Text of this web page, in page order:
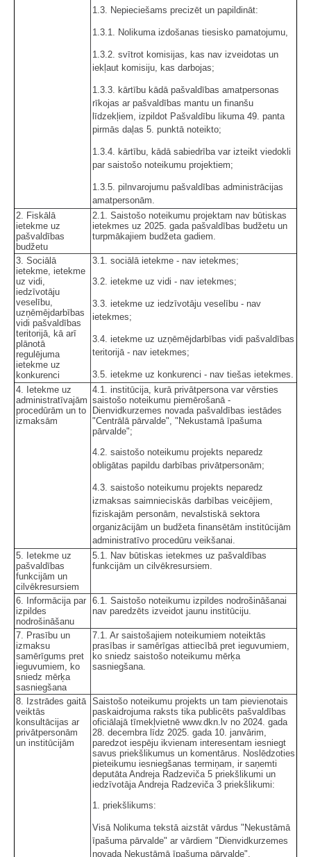
1.3. Nepieciešams precizēt un papildināt:
1.3.1. Nolikuma izdošanas tiesisko pamatojumu,
1.3.2. svītrot komisijas, kas nav izveidotas un
iekļaut komisiju, kas darbojas;
1.3.3. kārtību kādā pašvaldības amatpersonas
rīkojas ar pašvaldības mantu un finanšu
līdzekļiem, izpildot Pašvaldību likuma 49. panta
pirmās daļas 5. punktā noteikto;
1.3.4. kārtību, kādā sabiedrība var izteikt viedokli
par saistošo noteikumu projektiem;
1.3.5. pilnvarojumu pašvaldības administrācijas
amatpersonām.
2. Fiskālā
ietekme uz
pašvaldības
budžetu
2.1. Saistošo noteikumu projektam nav būtiskas
ietekmes uz 2025. gada pašvaldības budžetu un
turpmākajiem budžeta gadiem.
3. Sociālā
ietekme, ietekme
uz vidi,
iedzīvotāju
veselību,
uzņēmējdarbības
vidi pašvaldības
teritorijā, kā arī
plānotā
regulējuma
ietekme uz
konkurenci
3.1. sociālā ietekme - nav ietekmes;
3.2. ietekme uz vidi - nav ietekmes;
3.3. ietekme uz iedzīvotāju veselību - nav
ietekmes;
3.4. ietekme uz uzņēmējdarbības vidi pašvaldības
teritorijā - nav ietekmes;
3.5. ietekme uz konkurenci - nav tiešas ietekmes.
4. Ietekme uz
administratīvajām
procedūrām un to
izmaksām
4.1. institūcija, kurā privātpersona var vērsties
saistošo noteikumu piemērošanā -
Dienvidkurzemes novada pašvaldības iestādes
"Centrālā pārvalde", "Nekustamā īpašuma
pārvalde";
4.2. saistošo noteikumu projekts neparedz
obligātas papildu darbības privātpersonām;
4.3. saistošo noteikumu projekts neparedz
izmaksas saimnieciskās darbības veicējiem,
fiziskajām personām, nevalstiskā sektora
organizācijām un budžeta finansētām institūcijām
administratīvo procedūru veikšanai.
5. Ietekme uz
pašvaldības
funkcijām un
cilvēkresursiem
5.1. Nav būtiskas ietekmes uz pašvaldības
funkcijām un cilvēkresursiem.
6. Informācija par
izpildes
nodrošināšanu
6.1. Saistošo noteikumu izpildes nodrošināšanai
nav paredzēts izveidot jaunu institūciju.
7. Prasību un
izmaksu
samērīgums pret
ieguvumiem, ko
sniedz mērķa
sasniegšana
7.1. Ar saistošajiem noteikumiem noteiktās
prasības ir samērīgas attiecībā pret ieguvumiem,
ko sniedz saistošo noteikumu mērķa
sasniegšana.
8. Izstrādes gaitā
veiktās
konsultācijas ar
privātpersonām
un institūcijām
Saistošo noteikumu projekts un tam pievienotais
paskaidrojuma raksts tika publicēts pašvaldības
oficiālajā tīmekļvietnē www.dkn.lv no 2024. gada
28. decembra līdz 2025. gada 10. janvārim,
paredzot iespēju ikvienam interesentam iesniegt
savus priekšlikumus un komentārus. Noslēdzoties
pieteikumu iesniegšanas termiņam, ir saņemti
deputāta Andreja Radzeviča 5 priekšlikumi un
iedzīvotāja Andreja Radzeviča 3 priekšlikumi:
1. priekšlikums:
Visā Nolikuma tekstā aizstāt vārdus "Nekustāmā
īpašuma pārvalde" ar vārdiem "Dienvidkurzemes
novada Nekustāmā īpašuma pārvalde".